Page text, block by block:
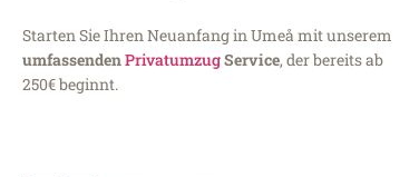
Starten Sie Ihren Neuanfang in Umeå mit unserem
umfassendenPrivatumzugService, der bereits ab
250€ beginnt.